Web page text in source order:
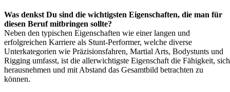
Was denkst Du sind die wichtigsten Eigenschaften, die man für
diesen Beruf mitbringen sollte?
Neben den typischen Eigenschaften wie einer langen und
erfolgreichen Karriere als Stunt-Performer, welche diverse
Unterkategorien wie Präzisionsfahren, Martial Arts, Bodystunts und
Rigging umfasst, ist die allerwichtigste Eigenschaft die Fähigkeit, sich
herausnehmen und mit Abstand das Gesamtbild betrachten zu
können.